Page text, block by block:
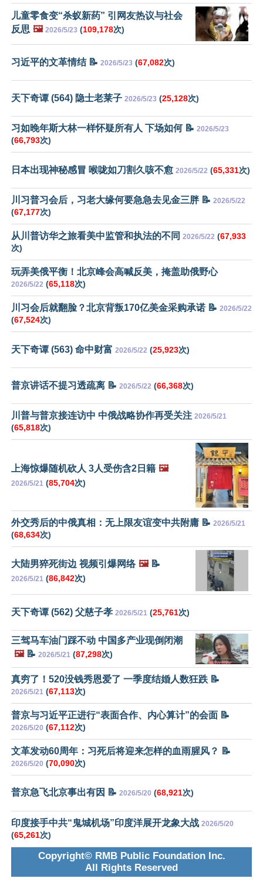
儿童零食变“杀蚁新药” 引网友热议与社会
反思 🖼️ 2026/5/23 (109,178次)
习近平的文革情结 📝 2026/5/23 (67,082次)
天下奇谭 (564) 隐士老莱子 2026/5/23 (25,128次)
习如晚年斯大林一样怀疑所有人 下场如何 📝 2026/5/23
(66,793次)
日本出现神秘感冒 喉咙如刀割久咳不愈 2026/5/22 (65,331次)
川习普习会后，习老大缘何要急急去见金三胖 📝 2026/5/22
(67,177次)
从川普访华之旅看美中监管和执法的不同 2026/5/22 (67,933
次)
玩弄美俄平衡！北京峰会高喊反美，掩盖助俄野心
2026/5/22 (65,118次)
川习会后就翻脸？北京背叛170亿美金采购承诺 📝 2026/5/22
(67,524次)
天下奇谭 (563) 命中财富 2026/5/22 (25,923次)
普京讲话不提习透疏离 📝 2026/5/22 (66,368次)
川普与普京接连访中 中俄战略协作再受关注 2026/5/21
(65,818次)
上海惊爆随机砍人 3人受伤含2日籍 🖼️
2026/5/21 (85,704次)
外交秀后的中俄真相：无上限友谊变中共附庸 📝 2026/5/21
(68,634次)
大陆男猝死街边 视频引爆网络 🖼️📝
2026/5/21 (86,842次)
天下奇谭 (562) 父慈子孝 2026/5/21 (25,761次)
三驾马车油门踩不动 中国多产业现倒闭潮
🖼️📝 2026/5/21 (87,298次)
真穷了！520没钱秀恩爱了 一季度结婚人数狂跌 📝
2026/5/21 (67,113次)
普京与习近平正进行“表面合作、内心算计”的会面 📝
2026/5/20 (67,112次)
文革发动60周年：习死后将迎来怎样的血雨腥风？ 📝
2026/5/20 (70,090次)
普京急飞北京事出有因 📝 2026/5/20 (68,921次)
印度接手中共“鬼城机场”印度洋展开龙象大战 2026/5/20
(65,261次)
Copyright© RMB Public Foundation Inc.
All Rights Reserved